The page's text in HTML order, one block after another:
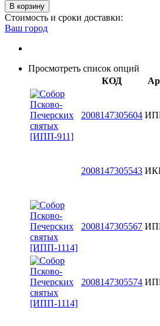
В корзину
Стоимость и сроки доставки:
Ваш город
Просмотреть список опций
КОД
2008147305604
2008147305543
2008147305567
2008147305574